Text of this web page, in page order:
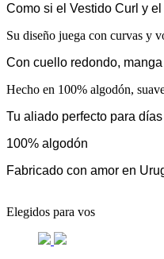
Como si el Vestido Curl y
Su diseño juega con curvas y
Con cuello redondo,
Hecho en 100% algodón,
Tu aliado perfecto para
100% algodón
Fabricado con amor en
Elegidos para vos